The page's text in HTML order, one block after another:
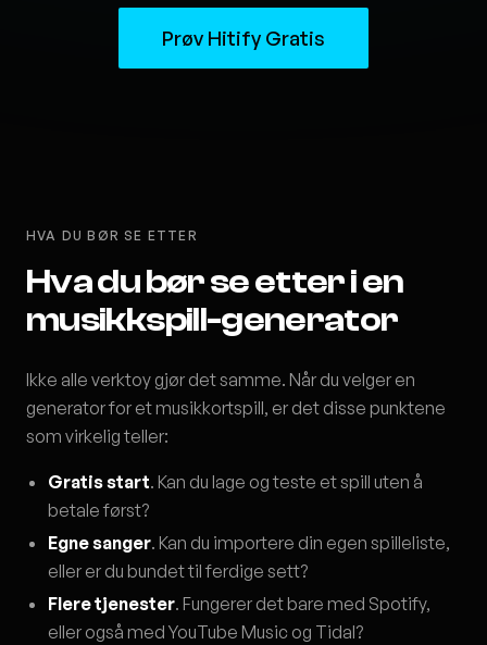
Prøv Hitify Gratis
HVA DU BØR SE ETTER
Hva du bør se etter i en
musikkspill-generator
Ikke alle verktoy gjør det samme. Når du velger en
generator for et musikkortspill, er det disse punktene
som virkelig teller:
Gratis start. Kan du lage og teste et spill uten å
betale først?
Egne sanger. Kan du importere din egen spilleliste,
eller er du bundet til ferdige sett?
Flere tjenester. Fungerer det bare med Spotify,
eller også med YouTube Music og Tidal?